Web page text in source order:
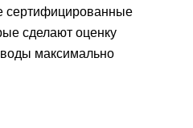
сертифицированные
сделают оценку
максимально